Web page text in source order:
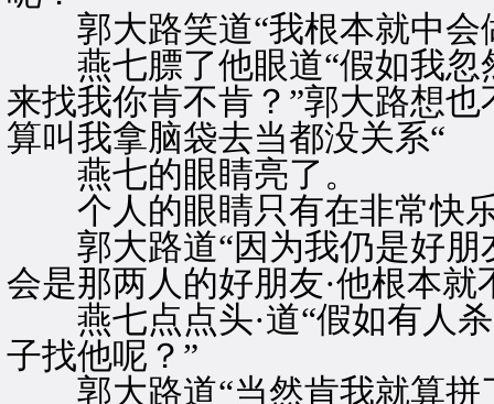
郭大路笑道“我根本就中会
燕七膘了他眼道“假如我忽
来找我你肯不肯？”郭大路想
算叫我拿脑袋去当都没关系“
燕七的眼睛亮了。
个人的眼睛只有在非常快乐
郭大路道“因为我仍是好朋
会是那两人的好朋友·他根本就
燕七点点头·道“假如有人杀
子找他呢？”
郭大路道“当然肯我就算拼